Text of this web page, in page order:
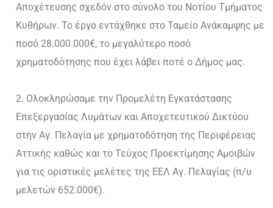
Αποχέτευσης σχεδόν στο σύνολο του Νοτίου Τμήματος
Κυθήρων. Το έργο εντάχθηκε στο Ταμείο Ανάκαμψης με
ποσό 28.000.000€, το μεγαλύτερο ποσό
χρηματοδότησης που έχει λάβει ποτέ ο Δήμος μας.
Ολοκληρώσαμε την Προμελέτη Εγκατάστασης
Επεξεργασίας Λυμάτων και Αποχετευτικού Δικτύου
στην Αγ. Πελαγία με χρηματοδότηση της Περιφέρειας
Αττικής καθώς και το Τεύχος Προεκτίμησης Αμοιβών
για τις οριστικές μελέτες της ΕΕΛ Αγ. Πελαγίας (π/υ
μελετών 652.000€).